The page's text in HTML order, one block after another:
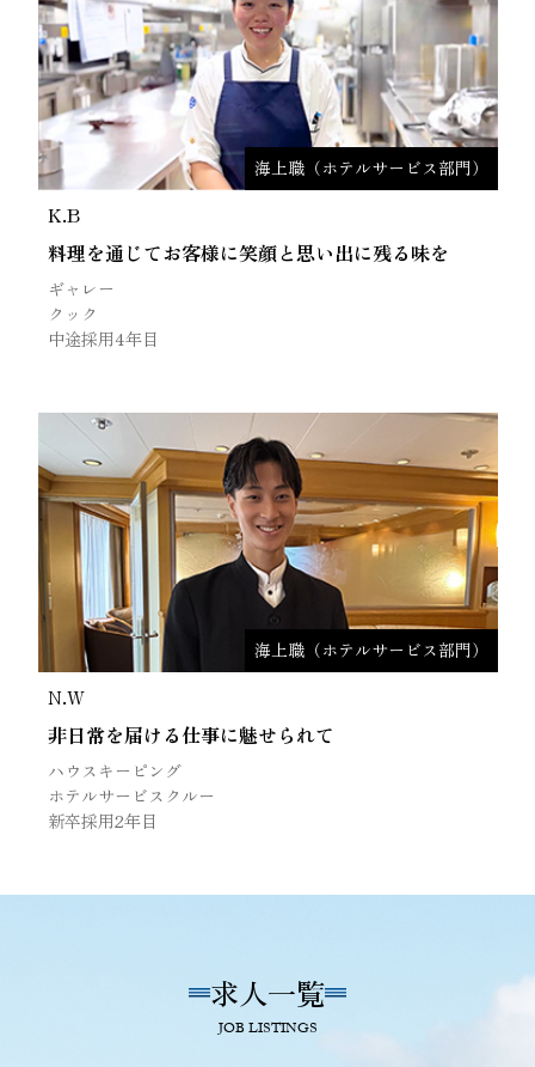
海上職（ホテルサービス部門）
K.B
料理を通じてお客様に笑顔と思い出に残る味を
ギャレー
クック
中途採用4年目
海上職（ホテルサービス部門）
N.W
非日常を届ける仕事に魅せられて
ハウスキーピング
ホテルサービスクルー
新卒採用2年目
求人一覧
JOB LISTINGS